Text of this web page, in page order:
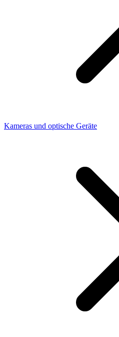
Kameras und optische Geräte